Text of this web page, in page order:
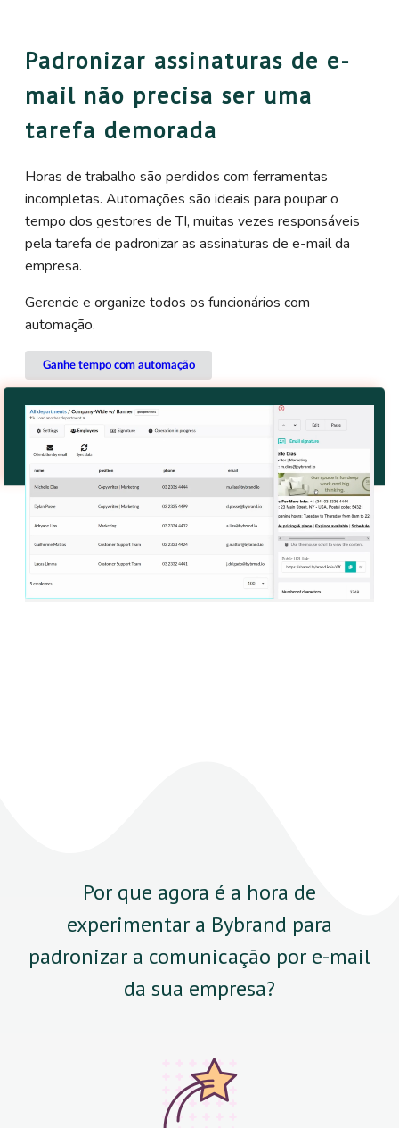
Padronizar assinaturas de e-
mail não precisa ser uma
tarefa demorada
Horas de trabalho são perdidos com ferramentas
incompletas. Automações são ideais para poupar o
tempo dos gestores de TI, muitas vezes responsáveis
pela tarefa de padronizar as assinaturas de e-mail da
empresa.
Gerencie e organize todos os funcionários com
automação.
Ganhe tempo com automação
Por que agora é a hora de
experimentar a Bybrand para
padronizar a comunicação por e-mail
da sua empresa?